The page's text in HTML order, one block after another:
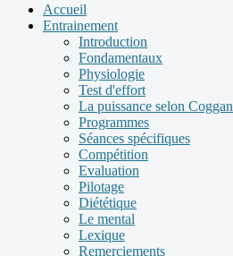
Accueil
Entrainement
Introduction
Fondamentaux
Physiologie
Test d'effort
La puissance selon Coggan
Programmes
Séances spécifiques
Compétition
Evaluation
Pilotage
Diététique
Le mental
Lexique
Remerciements